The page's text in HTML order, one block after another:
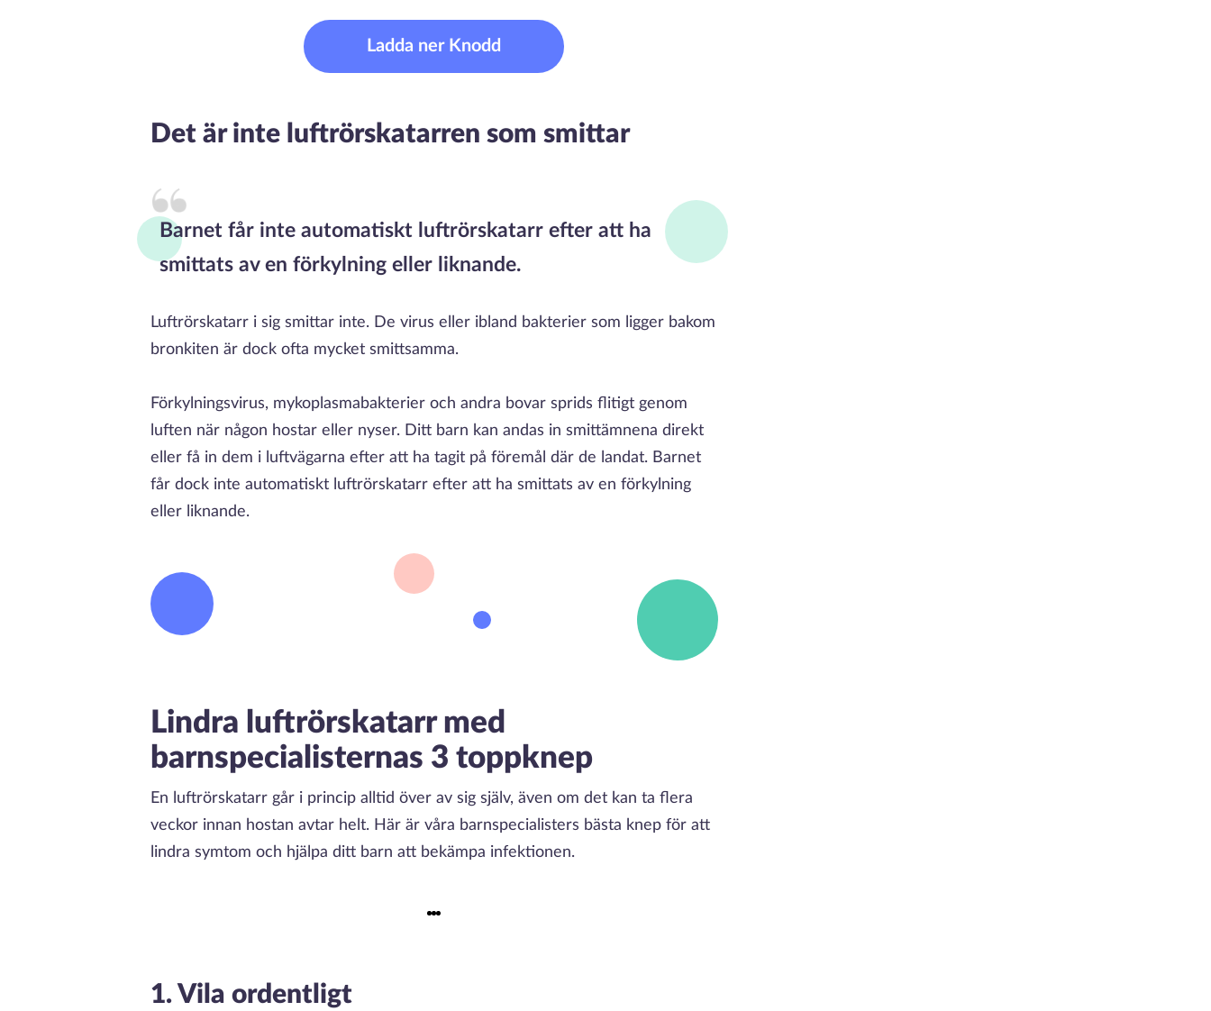
Ladda ner Knodd
Det är inte luftrörskatarren som smittar
Barnet får inte automatiskt luftrörskatarr efter att ha
smittats av en förkylning eller liknande.
Luftrörskatarr i sig smittar inte. De virus eller ibland bakterier som ligger bakom
bronkiten är dock ofta mycket smittsamma.
Förkylningsvirus, mykoplasmabakterier och andra bovar sprids flitigt genom
luften när någon hostar eller nyser. Ditt barn kan andas in smittämnena direkt
eller få in dem i luftvägarna efter att ha tagit på föremål där de landat. Barnet
får dock inte automatiskt luftrörskatarr efter att ha smittats av en förkylning
eller liknande.
Lindra luftrörskatarr med
barnspecialisternas 3 toppknep
En luftrörskatarr går i princip alltid över av sig själv, även om det kan ta flera
veckor innan hostan avtar helt. Här är våra barnspecialisters bästa knep för att
lindra symtom och hjälpa ditt barn att bekämpa infektionen.
1. Vila ordentligt